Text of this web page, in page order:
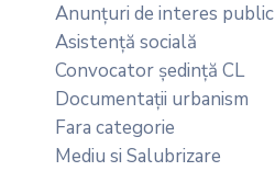
Anunțuri de interes public
Asistență socială
Convocator ședință CL
Documentații urbanism
Fara categorie
Mediu si Salubrizare